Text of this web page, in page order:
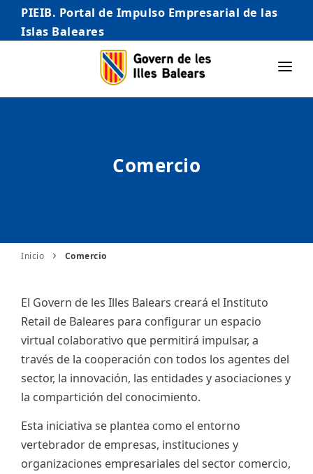
PIEIB. Portal de Impulso Empresarial de las
Islas Baleares
INICIO
AUTÓNOMO/AUTÓNOMA
INTERNACIONALIZACIÓN
ES
Comercio
Inicio Comercio
El Govern de les Illes Balears creará el Instituto
Retail de Baleares para configurar un espacio
virtual colaborativo que permitirá impulsar, a
través de la cooperación con todos los agentes del
sector, la innovación, las entidades y asociaciones y
la compartición del conocimiento.
Esta iniciativa se plantea como el entorno
vertebrador de empresas, instituciones y
organizaciones empresariales del sector comercio,